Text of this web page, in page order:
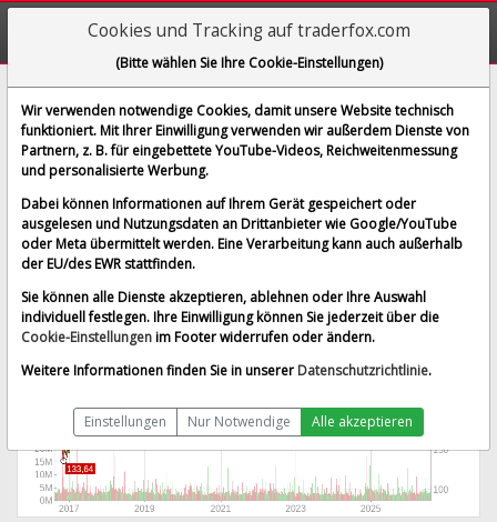
Amgen Inc.
[AMGN | WKN 867900 | ISIN US0311621009]
410,964 $ 1,51 %
Echtzeit-Aktienkurs vom 07.08.2026 um 19:59 Uhr
Echtzeit USD Splitbereinigt
Cookies und Tracking auf traderfox.com
(Bitte wählen Sie Ihre Cookie-Einstellungen)
Wir verwenden notwendige Cookies, damit unsere Website technisch
funktioniert. Mit Ihrer Einwilligung verwenden wir außerdem Dienste von
Partnern, z. B. für eingebettete YouTube-Videos, Reichweitenmessung
und personalisierte Werbung.
Dabei können Informationen auf Ihrem Gerät gespeichert oder
ausgelesen und Nutzungsdaten an Drittanbieter wie Google/YouTube
oder Meta übermittelt werden. Eine Verarbeitung kann auch außerhalb
der EU/des EWR stattfinden.
Sie können alle Dienste akzeptieren, ablehnen oder Ihre Auswahl
individuell festlegen. Ihre Einwilligung können Sie jederzeit über die
Cookie-Einstellungenim Footer widerrufen oder ändern.
Weitere Informationen finden Sie in unserer Datenschutzrichtlinie.
Einstellungen Nur Notwendige Alle akzeptieren